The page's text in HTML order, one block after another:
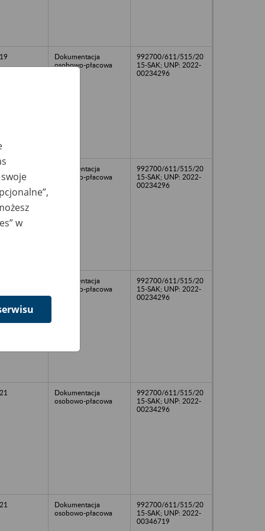
Dokumentacja
osobowo-płacowa
992700/611/515/20
15-SAK; UNP: 2022-
00234296
Dokumentacja
osobowo-płacowa
992700/611/515/20
15-SAK; UNP: 2022-
00234296
Dokumentacja
osobowo-płacowa
992700/611/515/20
15-SAK; UNP: 2022-
00234296
Dokumentacja
osobowo-płacowa
992700/611/515/20
15-SAK; UNP: 2022-
00234296
Dokumentacja
osobowo-płacowa
992700/611/515/20
15-SAK; UNP: 2022-
00346719
w